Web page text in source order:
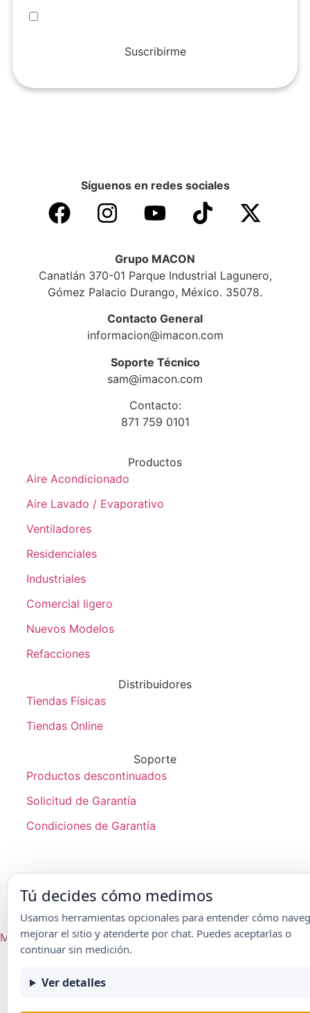
Suscribirme
Síguenos en redes sociales
Grupo MACON
Canatlán 370-01 Parque Industrial Lagunero,
Gómez Palacio Durango, México. 35078.
Contacto General
informacion@imacon.com
Soporte Técnico
sam@imacon.com
Contacto:
871 759 0101
Productos
Aire Acondicionado
Aire Lavado / Evaporativo
Ventiladores
Residenciales
Industriales
Comercial ligero
Nuevos Modelos
Refacciones
Distribuidores
Tiendas Físicas
Tiendas Online
Soporte
Productos descontinuados
Solicitud de Garantía
Condiciones de Garantía
® Frikko | 2024 | Aviso de Privacidad|Condiciones de Garantía
Mapa del sitio
Tú decides cómo medimos
Usamos herramientas opcionales para entender cómo
mejorar el sitio y atenderte por chat. Puedes aceptarlas o
continuar sin medición.
Ver detalles